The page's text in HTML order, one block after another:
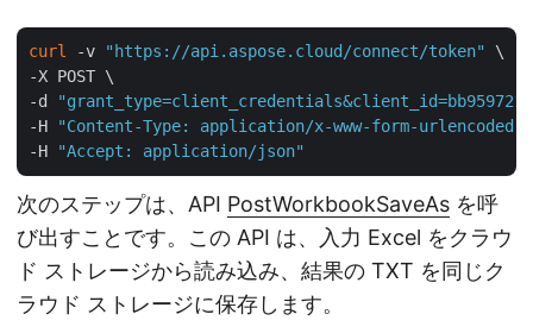
curl -v "https://api.aspose.cloud/connect/token"
\
-X POST \
-d
"grant_type=client_credentials&client_id=bb959721-
-H
"Content-Type: application/x-www-form-urlencoded"
-H
"Accept: application/json"
次のステップは、API PostWorkbookSaveAs を呼
び出すことです。この API は、入力 Excel をクラウ
ド ストレージから読み込み、結果の TXT を同じク
ラウド ストレージに保存します。